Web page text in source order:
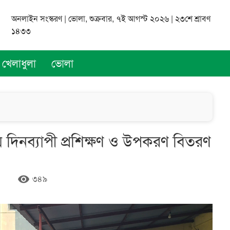
অনলাইন সংস্করণ | ভোলা, শুক্রবার, ৭ই আগস্ট ২০২৬ | ২৩শে শ্রাবণ
১৪৩৩
খেলাধুলা ভোলা
প্রশিক্ষণ ও উপকরণ বিতরণ
remove_red_eye ৩৪৯